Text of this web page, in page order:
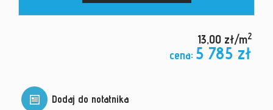
13,00 zł/m2
cena: 5 785 zł
Dodaj do notatnika